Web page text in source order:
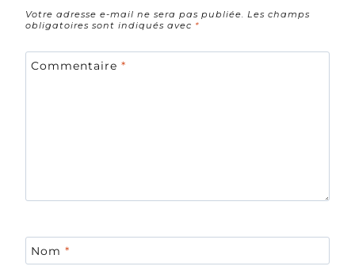
Votre adresse e-mail ne sera pas publiée.
Les champs
obligatoires sont indiqués avec *
Commentaire *
Nom *